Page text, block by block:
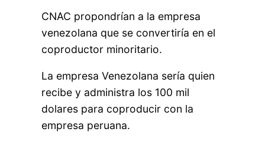
CNAC propondrían a la empresa
venezolana que se convertiría en el
coproductor minoritario.
La empresa Venezolana sería quien
recibe y administra los 100 mil
dolares para coproducir con la
empresa peruana.